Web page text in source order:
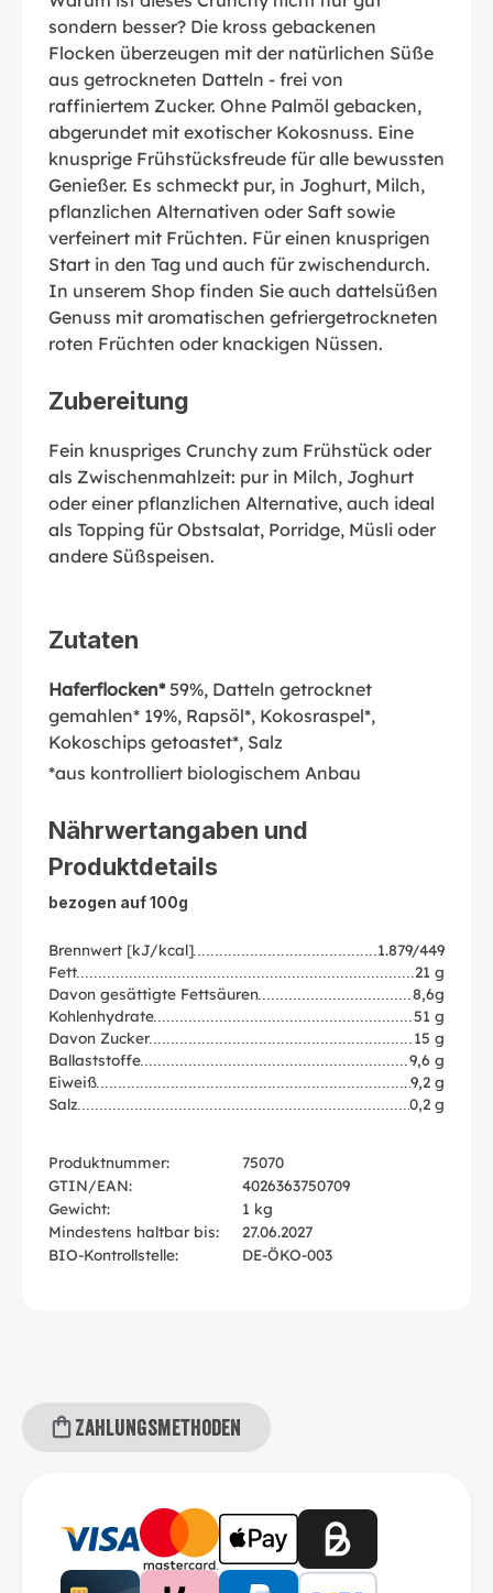
sondern besser? Die kross gebackenen
Flocken überzeugen mit der natürlichen Süße
aus getrockneten Datteln - frei von
raffiniertem Zucker. Ohne Palmöl gebacken,
abgerundet mit exotischer Kokosnuss. Eine
knusprige Frühstücksfreude für alle bewussten
Genießer. Es schmeckt pur, in Joghurt, Milch,
pflanzlichen Alternativen oder Saft sowie
verfeinert mit Früchten. Für einen knusprigen
Start in den Tag und auch für zwischendurch.
In unserem Shop finden Sie auch dattelsüßen
Genuss mit aromatischen gefriergetrockneten
roten Früchten oder knackigen Nüssen.
Zubereitung
Fein knuspriges Crunchy zum Frühstück oder
als Zwischenmahlzeit: pur in Milch, Joghurt
oder einer pflanzlichen Alternative, auch ideal
als Topping für Obstsalat, Porridge, Müsli oder
andere Süßspeisen.
Zutaten
Haferflocken*59%, Datteln getrocknet
gemahlen* 19%, Rapsöl*, Kokosraspel*,
Kokoschips getoastet*, Salz
*aus kontrolliert biologischem Anbau
Nährwertangaben und
Produktdetails
bezogen auf 100g
Brennwert [kJ/kcal]
1.879/449
Fett
21 g
Davon gesättigte Fettsäuren
8,6g
Kohlenhydrate
51 g
Davon Zucker
15 g
Ballaststoffe
9,6 g
Eiweiß
9,2 g
Salz
0,2 g
Produktnummer:
75070
GTIN/EAN:
4026363750709
Gewicht:
1 kg
Mindestens haltbar bis:
27.06.2027
BIO-Kontrollstelle:
DE-ÖKO-003
Zahlungsmethoden